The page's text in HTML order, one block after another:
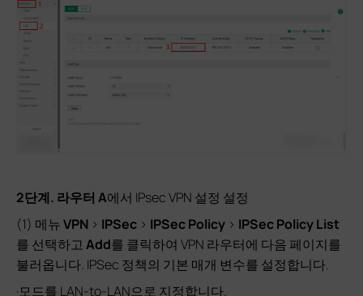
2단계. 라우터 A에서 IPsec VPN 설정 설정
(1) 메뉴VPN > IPSec > IPSec Policy > IPSec Policy List
를 선택하고Add를 클릭하여 VPN 라우터에 다음 페이지를
불러옵니다. IPSec 정책의 기본 매개 변수를 설정합니다.
·모드를 LAN-to-LAN으로 지정합니다.